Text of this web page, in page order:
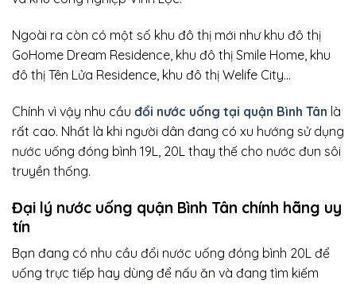
Ngoài ra còn có một số khu đô thị mới như khu đô thị
GoHome Dream Residence, khu đô thị Smile Home, khu
đô thị Tên Lửa Residence, khu đô thị Welife City…
Chính vì vậy nhu cầu đổi nước uống tại quận Bình Tân là
rất cao. Nhất là khi người dân đang có xu hướng sử dụng
nước uống đóng bình 19L, 20L thay thế cho nước đun sôi
truyền thống.
Đại lý nước uống quận Bình Tân chính hãng uy
tín
Bạn đang có nhu cầu đổi nước uống đóng bình 20L để
uống trực tiếp hay dùng để nấu ăn và đang tìm kiếm